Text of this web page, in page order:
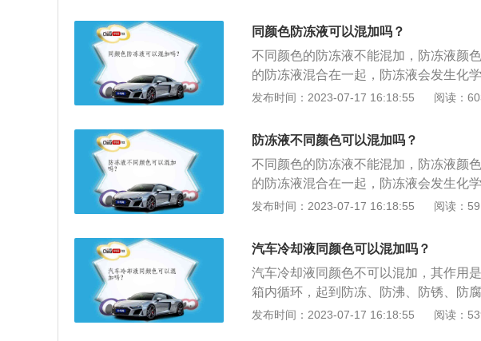
区最低气温低10℃以上的为宜。判断是
冻液警报灯。如果亮起，很可能是缺少
高而引起。检查防冻液水箱。如果液位
驶，需及时添加防冻液。检查防冻液水
高水位与最低水位之间位置，防冻液缺
同颜色防冻液可以混加吗？
不同颜色的防冻液不能混加，防冻液颜
的防冻液混合在一起，防冻液会发生化
固。即使是相同颜色的防冻液，如果是
液。防冻液意外混合后，需要将水箱中
再重新加入。防冻液的颜色一般有绿色
常，乙二醇是绿色，丙二醇是蓝色，丙
色的目的如下：禁止混用：为了防止和
会添加不同的颜色配方，从而进行区分
都是有毒的，所以，一般的玻璃水、防
发布时间：2023-07-17 16:18:55 阅读：
防冻液不同颜色可以混加吗？
不同颜色的防冻液不能混加，防冻液颜
的防冻液混合在一起，防冻液会发生化
固。即使是相同颜色的防冻液，如果是
液。防冻液意外混合后，需要将水箱中
再重新加入。防冻液的颜色一般有绿色
常，乙二醇是绿色，丙二醇是蓝色，丙
色的目的如下：禁止混用：为了防止和
会添加不同的颜色配方，从而进行区分
发布时间：2023-07-17 16:18:55 阅读：
汽车冷却液同颜色可以混加吗？
汽车冷却液同颜色不可以混加，其作用
箱内循环，起到防冻、防沸、防锈、防
色，以观察是否泄露或与发动机其他液
发布时间：2023-07-17 16:18:55 阅读：